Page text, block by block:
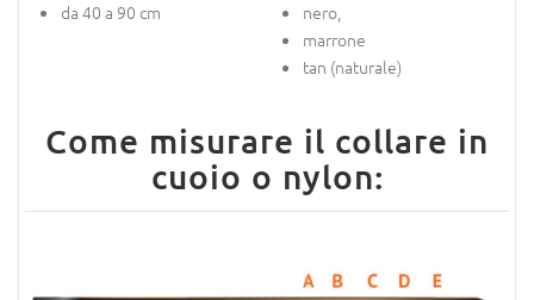
da 40 a 90 cm
nero,
marrone
tan (naturale)
Come misurare il collare in
cuoio o nylon: